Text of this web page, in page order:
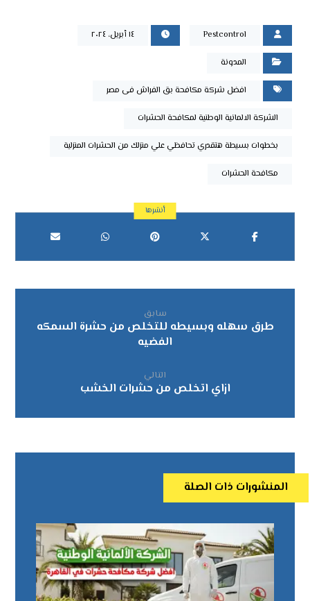
Pestcontrol ١٤ أبريل، ٢٠٢٤
المدونة
افضل شركة مكافحة بق الفراش فى مصر
الشركة الالمانية الوطنية لمكافحة الحشرات
بخطوات بسيطة هتقدري تحافظي علي منزلك من الحشرات المنزلية
مكافحة الحشرات
سابق
طرق سهله وبسيطه للتخلص من حشرة السمكه
الفضيه
التالي
ازاي اتخلص من حشرات الخشب
المنشورات ذات الصلة